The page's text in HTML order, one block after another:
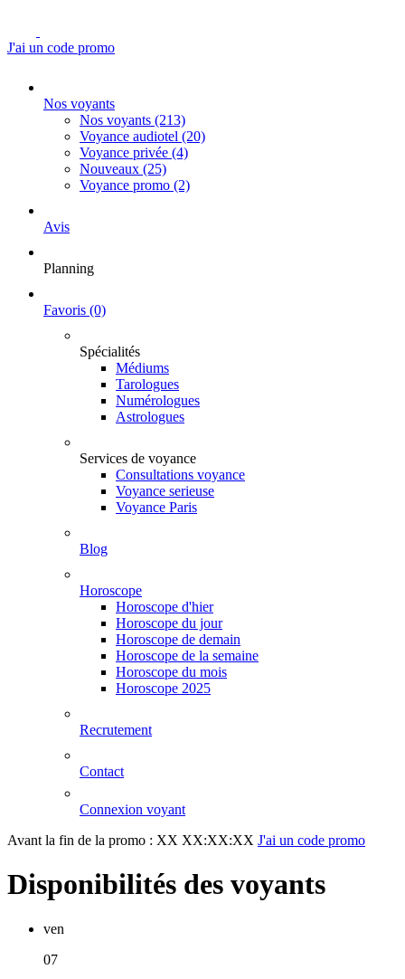
J'ai un code promo
Nos voyants
Nos voyants (213)
Voyance audiotel (20)
Voyance privée (4)
Nouveaux (25)
Voyance promo (2)
Avis
Planning
Favoris (0)
Spécialités
Médiums
Tarologues
Numérologues
Astrologues
Services de voyance
Consultations voyance
Voyance serieuse
Voyance Paris
Blog
Horoscope
Horoscope d'hier
Horoscope du jour
Horoscope de demain
Horoscope de la semaine
Horoscope du mois
Horoscope 2025
Recrutement
Contact
Connexion voyant
Avant la fin de la promo : XX XX:XX:XX J'ai un code promo
Disponibilités des voyants
ven
07